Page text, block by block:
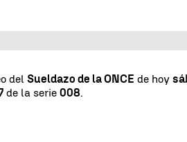
delSueldazo de la ONCE de hoy
de la serie008.